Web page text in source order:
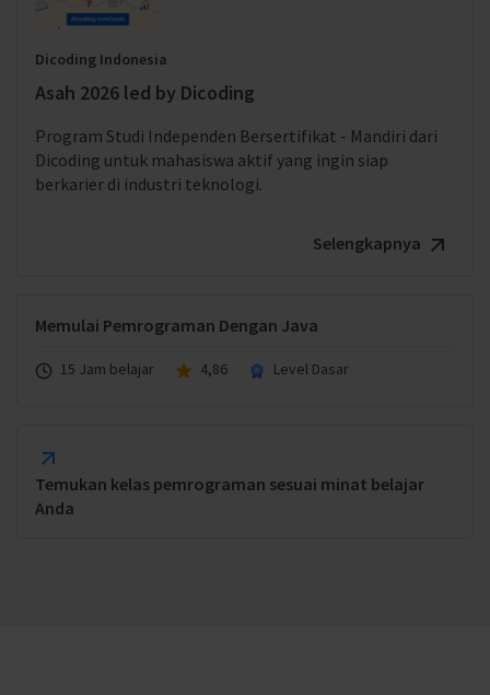
Dicoding Indonesia
Asah 2026 led by Dicoding
Program Studi Independen Bersertifikat - Mandiri dari
Dicoding untuk mahasiswa aktif yang ingin siap
berkarier di industri teknologi.
Selengkapnya
Memulai Pemrograman Dengan Java
15 Jam belajar 4,86 Level Dasar
Temukan kelas pemrograman sesuai minat belajar
Anda